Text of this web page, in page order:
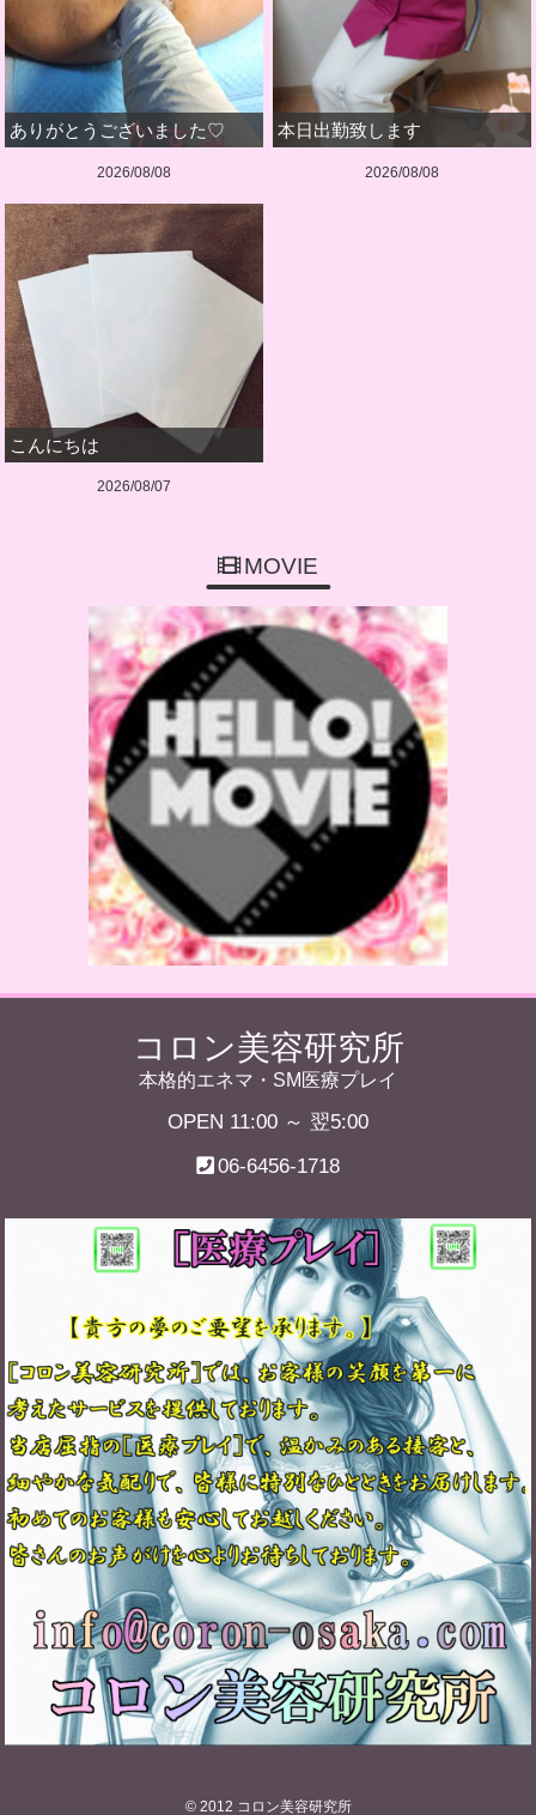
ありがとうございました♡
2026/08/08
本日出勤致します
2026/08/08
こんにちは
2026/08/07
MOVIE
コロン美容研究所
本格的エネマ・SM医療プレイ
OPEN 11:00 ～ 翌5:00
06-6456-1718
© 2012 コロン美容研究所